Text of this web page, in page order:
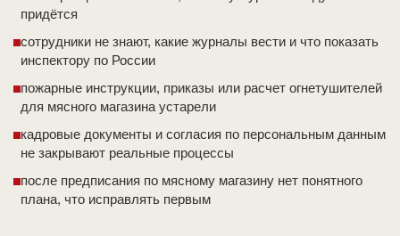
придётся
сотрудники не знают, какие журналы вести и что показать
инспектору по России
пожарные инструкции, приказы или расчет огнетушителей
для мясного магазина устарели
кадровые документы и согласия по персональным данным
не закрывают реальные процессы
после предписания по мясному магазину нет понятного
плана, что исправлять первым